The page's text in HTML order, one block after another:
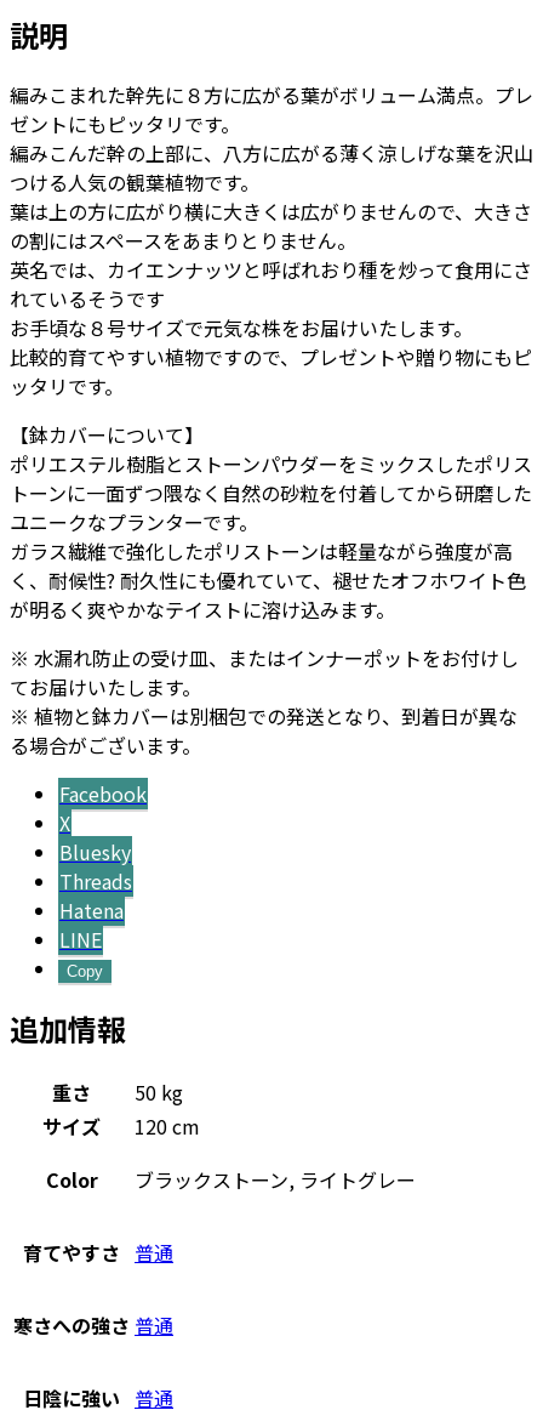
M
-
カ
ラ
ー
個
説明
編みこまれた幹先に８方に広がる葉がボリューム満点。プレ
ゼントにもピッタリです。
編みこんだ幹の上部に、八方に広がる薄く涼しげな葉を沢山
つける人気の観葉植物です。
葉は上の方に広がり横に大きくは広がりませんので、大きさ
の割にはスペースをあまりとりません。
英名では、カイエンナッツと呼ばれおり種を炒って食用にさ
れているそうです
お手頃な８号サイズで元気な株をお届けいたします。
比較的育てやすい植物ですので、プレゼントや贈り物にもピ
ッタリです。
【鉢カバーについて】
ポリエステル樹脂とストーンパウダーをミックスしたポリス
トーンに一面ずつ隈なく自然の砂粒を付着してから研磨した
ユニークなプランターです。
ガラス繊維で強化したポリストーンは軽量ながら強度が高
く、耐候性? 耐久性にも優れていて、褪せたオフホワイト色
が明るく爽やかなテイストに溶け込みます。
※ 水漏れ防止の受け皿、またはインナーポットをお付けし
てお届けいたします。
※ 植物と鉢カバーは別梱包での発送となり、到着日が異な
る場合がございます。
Facebook
X
Bluesky
Threads
Hatena
LINE
Copy
追加情報
重さ
50 kg
サイズ
120 cm
Color
ブラックストーン, ライトグレー
育てやすさ 普通
寒さへの強さ 普通
日陰に強い 普通